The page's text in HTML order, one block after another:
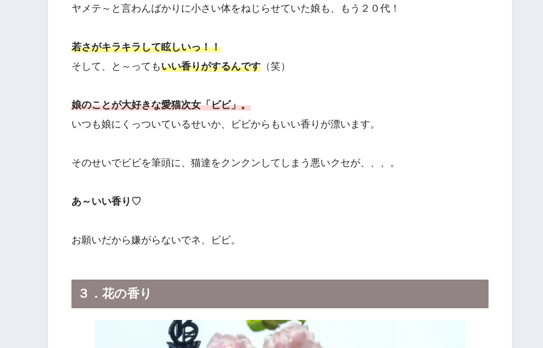
ヤメテ～と言わんばかりに小さい体をねじらせていた娘も、もう２０代！
若さがキラキラして眩しいっ！！
そして、と～ってもいい香りがするんです （笑）
娘のことが大好きな愛猫次女「ビビ」。
いつも娘にくっついているせいか、ビビからもいい香りが漂います。
そのせいでビビを筆頭に、猫達をクンクンしてしまう悪いクセが、、、。
あ～いい香り♡
お願いだから嫌がらないでネ、ビビ。
３．花の香り